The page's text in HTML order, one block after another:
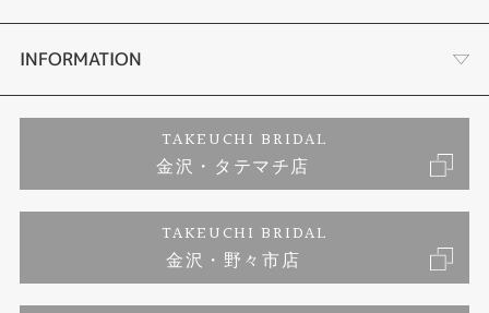
セットリング
婚約ネックレス
ダイヤモンド
ジュエリーリフォーム
お客様の声
プロポーズサポート
ブランドリスト
福井指輪工房｜手作りペアリング
会社概要
お客様の声
INFORMATION
プライバシーポリシー
TAKEUCHI BRIDAL
金沢・タテマチ店
TAKEUCHI BRIDAL
金沢・野々市店